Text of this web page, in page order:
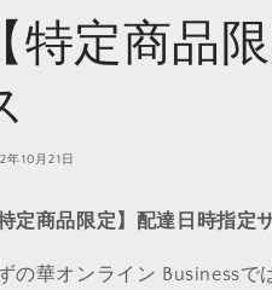
【特定商品
年10月21日
特定商品限定】配達日時指定
の華オンライン Businessで